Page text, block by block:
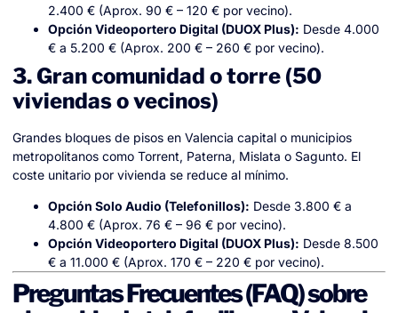
2.400 € (Aprox. 90 € – 120 € por vecino).
Opción Videoportero Digital (DUOX Plus): Desde 4.000
€ a 5.200 € (Aprox. 200 € – 260 € por vecino).
3. Gran comunidad o torre (50
viviendas o vecinos)
Grandes bloques de pisos en Valencia capital o municipios
metropolitanos como Torrent, Paterna, Mislata o Sagunto. El
coste unitario por vivienda se reduce al mínimo.
Opción Solo Audio (Telefonillos): Desde 3.800 € a
4.800 € (Aprox. 76 € – 96 € por vecino).
Opción Videoportero Digital (DUOX Plus): Desde 8.500
€ a 11.000 € (Aprox. 170 € – 220 € por vecino).
Preguntas Frecuentes (FAQ) sobre